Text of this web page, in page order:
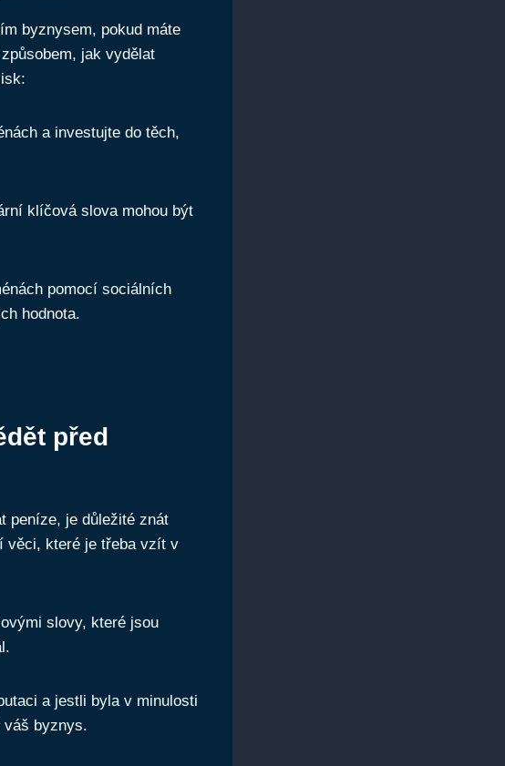
byznysem, pokud máte
jak vydělat
a investujte do těch,
klíčová slova mohou být
pomocí sociálních
hodnota.
před
peníze, je důležité znát
věci, které je třeba vzít v
slovy, které jsou
a jestli byla v minulosti
váš byznys.